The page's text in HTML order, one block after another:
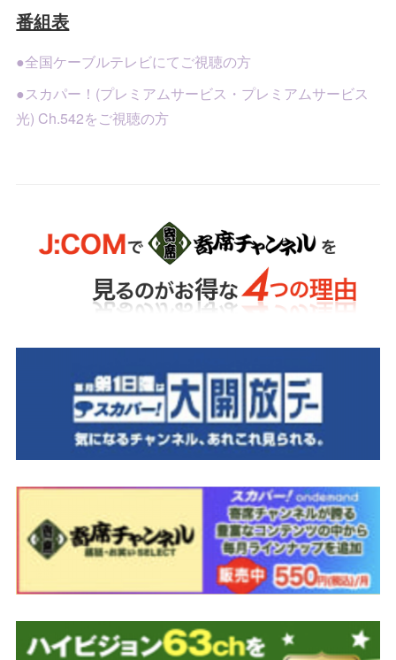
番組表
●全国ケーブルテレビにてご視聴の方
●スカパー！(プレミアムサービス・プレミアムサービス
光) Ch.542をご視聴の方